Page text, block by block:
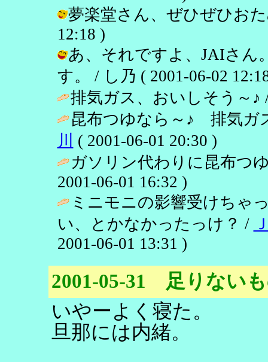
夢楽堂さん、ぜひぜひお
12:18 )
あ、それですよ、JAIさん
す。 / し乃 ( 2001-06-02
排気ガス、おいしそう～♪
昆布つゆなら～♪ 排気ガ
川
( 2001-06-01 20:30 )
ガソリン代わりに昆布つ
2001-06-01 16:32 )
ミニモニの影響受けちゃ
い、とかなかったっけ？ /
2001-06-01 13:31 )
2001-05-31 足りない
いやーよく寝た。
旦那には内緒。